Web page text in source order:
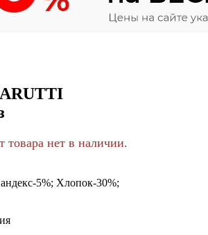
нет в наличии.
5%; Хлопок-30%;